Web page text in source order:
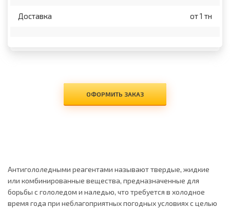
Доставка от 1 тн
ОФОРМИТЬ ЗАКАЗ
Антигололедными реагентами называют твердые, жидкие
или комбинированные вещества, предназначенные для
борьбы с гололедом и наледью, что требуется в холодное
время года при неблагоприятных погодных условиях с целью